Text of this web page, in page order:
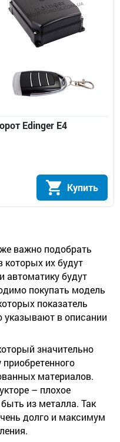
Edinger E4
Купить
важно подобрать
которых их будут
автоматику будут
покупать модель
показатель
указывают в описании
значительно
материалов.
– плохое
из металла. Так
долго и максимум